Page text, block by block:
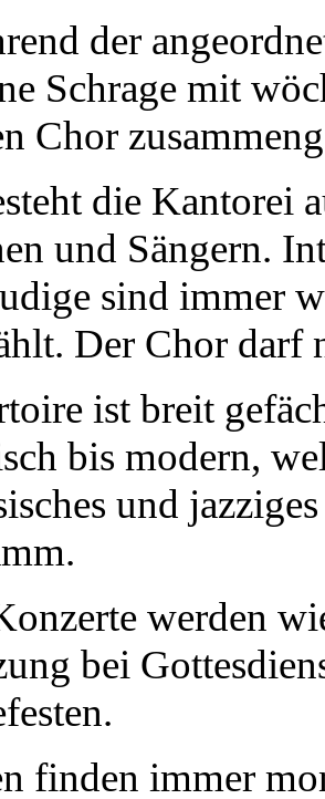
der
Schrage mit
Chor
die Kantorei
und Sängern.
sind immer
Der Chor darf
ist breit
bis modern,
und
werden
bei
finden immer